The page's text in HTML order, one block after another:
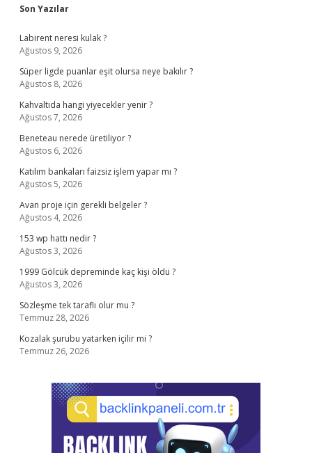
Sidebar
Son Yazılar
Labirent neresi kulak ?
Ağustos 9, 2026
Süper ligde puanlar eşit olursa neye bakılır ?
Ağustos 8, 2026
Kahvaltıda hangi yiyecekler yenir ?
Ağustos 7, 2026
Beneteau nerede üretiliyor ?
Ağustos 6, 2026
Katılım bankaları faizsiz işlem yapar mı ?
Ağustos 5, 2026
Avan proje için gerekli belgeler ?
Ağustos 4, 2026
153 wp hattı nedir ?
Ağustos 3, 2026
1999 Gölcük depreminde kaç kişi öldü ?
Ağustos 3, 2026
Sözleşme tek taraflı olur mu ?
Temmuz 28, 2026
Kozalak şurubu yatarken içilir mi ?
Temmuz 26, 2026